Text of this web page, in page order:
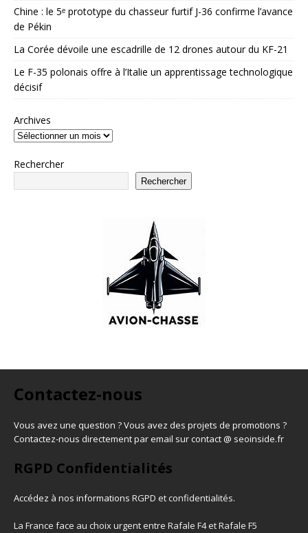
Chine : le 5ᵉ prototype du chasseur furtif J-36 confirme l’avance
de Pékin
La Corée dévoile une escadrille de 12 drones autour du KF-21
Le F-35 polonais offre à l’Italie un apprentissage technologique
décisif
Archives
Rechercher
Rechercher
Contactez-nous
Vous avez une question ? Vous avez des projets de promotions ?
Contactez-nous directement par email sur contact @ seoinside.fr
RGPD Confidentialités
Accédez à nos informations RGPD et confidentialités.
La France face au choix urgent entre Rafale F4 et Rafale F5